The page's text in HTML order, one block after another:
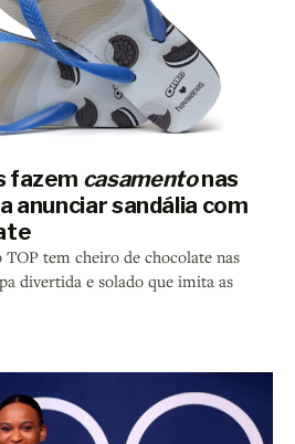
fazem casamentonas
anunciar sandália com
TOP tem cheiro de chocolate nas
divertida e solado que imita as